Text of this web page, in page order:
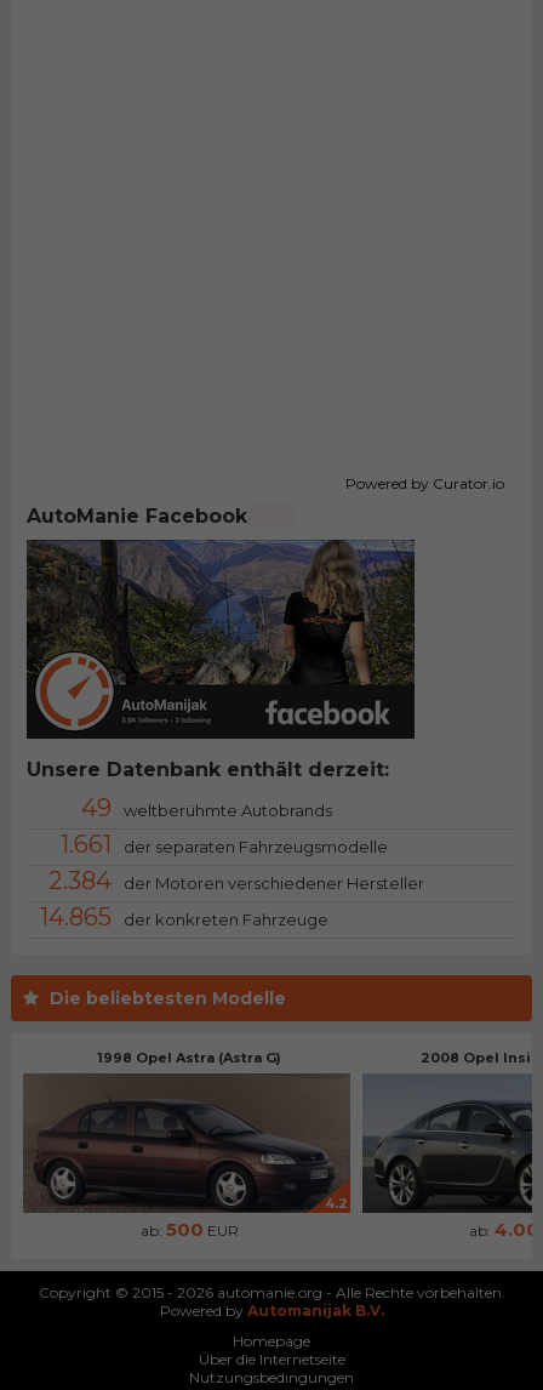
Die beliebtesten Modelle
1998 Opel Astra (Astra G)
4.2
ab: 500 EUR
2008 Opel
ab:
Powered by Curator.io
AutoManie Facebook
Unsere Datenbank enthält derzeit:
49 weltberühmte Autobrands
1.661 der separaten Fahrzeugsmodelle
2.384 der Motoren verschiedener Hersteller
14.865 der konkreten Fahrzeuge
Copyright © 2015 - 2026 automanie.org - Alle Rechte vorbehalten.
Powered by Automanijak B.V.
Homepage
Über die Internetseite
Nutzungsbedingungen